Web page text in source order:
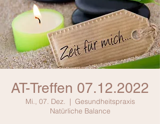
AT-Treffen 07.12.2022
Mi., 07. Dez.
  |
Gesundheitspraxis
Natürliche Balance